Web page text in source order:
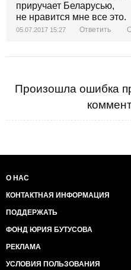
приручает Беларусью,
не нравится мне все это.
05.07.2017 15:27 Ответить
Произошла ошибка
О НАС
КОНТАКТНАЯ ИНФОРМАЦИЯ
ПОДДЕРЖАТЬ
ФОНД ЮРИЯ БУТУСОВА
РЕКЛАМА
УСЛОВИЯ ПОЛЬЗОВАНИЯ